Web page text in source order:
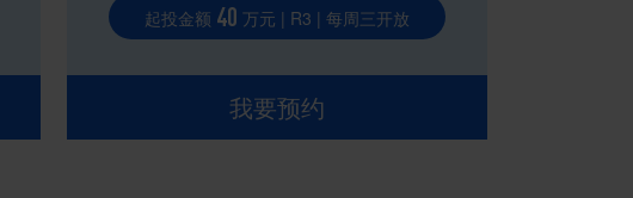
起投金额 40 万元 | R3 | 每周三开放
我要预约